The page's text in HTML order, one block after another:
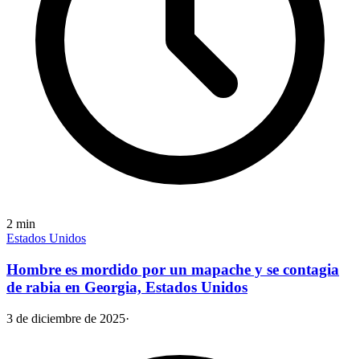
2 min
Estados Unidos
Hombre es mordido por un mapache y se contagia
de rabia en Georgia, Estados Unidos
3 de diciembre de 2025·